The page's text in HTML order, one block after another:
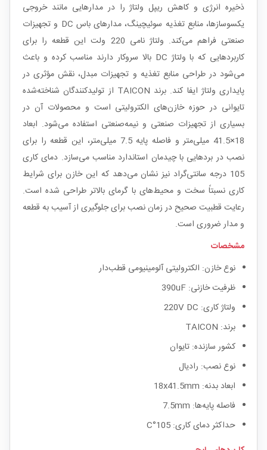
ذخیره انرژی و کاهش ریپل ولتاژ را در مدارهایی مانند خروجی
یکسوسازها، منابع تغذیه سوئیچینگ، مدارهای باس DC و تجهیزات
صنعتی فراهم می‌کند. ولتاژ نامی 220 ولت این قطعه را برای
کاربردهایی که با ولتاژ DC بالا سروکار دارند مناسب کرده و باعث
می‌شود در طراحی منابع تغذیه و تجهیزات مبدل، نقش مؤثری در
پایداری ولتاژ ایفا کند. برند TAICON از تولیدکنندگان شناخته‌شده
تایوانی در حوزه خازن‌های الکترولیتی است و محصولات آن در
بسیاری از تجهیزات صنعتی و نیمه‌صنعتی استفاده می‌شود. ابعاد
18×41.5 میلی‌متر و فاصله پایه 7.5 میلی‌متر، این قطعه را برای
نصب در بردهایی با چیدمان استاندارد مناسب می‌سازد. دمای کاری
105 درجه سانتی‌گراد نیز نشان می‌دهد که این خازن برای شرایط
کاری نسبتاً سخت و محیط‌های با گرمای بالاتر طراحی شده است.
رعایت قطبیت صحیح در زمان نصب برای جلوگیری از آسیب به قطعه
و مدار ضروری است.
مشخصات
نوع خازن: الکترولیتی آلومینیومی قطب‌دار
ظرفیت خازنی: 390uF
ولتاژ کاری: 220V DC
برند: TAICON
کشور سازنده: تایوان
نوع نصب: رادیال
ابعاد بدنه: 18x41.5mm
فاصله پایه‌ها: 7.5mm
حداکثر دمای کاری: 105°C